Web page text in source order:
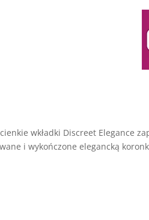
wkładki Discreet Elegance
i wykończone elegancką